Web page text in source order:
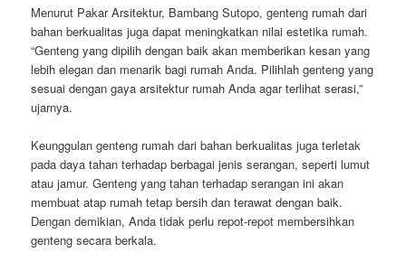
Menurut Pakar Arsitektur, Bambang Sutopo, genteng rumah dari
bahan berkualitas juga dapat meningkatkan nilai estetika rumah.
“Genteng yang dipilih dengan baik akan memberikan kesan yang
lebih elegan dan menarik bagi rumah Anda. Pilihlah genteng yang
sesuai dengan gaya arsitektur rumah Anda agar terlihat serasi,”
ujarnya.
Keunggulan genteng rumah dari bahan berkualitas juga terletak
pada daya tahan terhadap berbagai jenis serangan, seperti lumut
atau jamur. Genteng yang tahan terhadap serangan ini akan
membuat atap rumah tetap bersih dan terawat dengan baik.
Dengan demikian, Anda tidak perlu repot-repot membersihkan
genteng secara berkala.